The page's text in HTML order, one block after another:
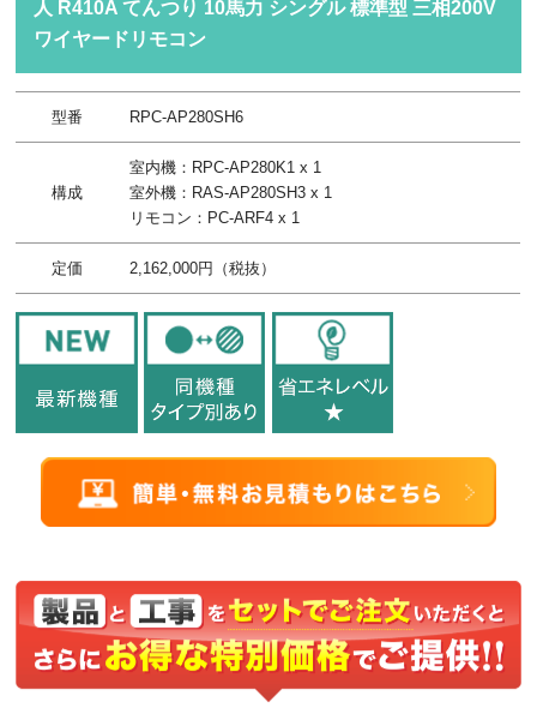
人 R410A てんつり 10馬力 シングル 標準型 三相200V
ワイヤードリモコン
型番 RPC-AP280SH6
構成
室内機：RPC-AP280K1 x 1
室外機：RAS-AP280SH3 x 1
リモコン：PC-ARF4 x 1
定価 2,162,000円（税抜）